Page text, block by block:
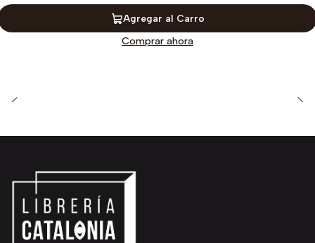
Agregar al Carro
Comprar ahora